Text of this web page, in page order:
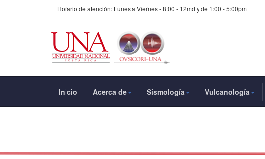
Horario de atención: Lunes a Viernes - 8:00 - 12md y de 1:00 - 5:00pm
Inicio Acerca de Sismología Vulcanología